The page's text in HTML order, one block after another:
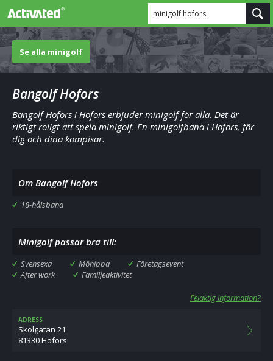
minigolf hofors
Se alla minigolf
Bangolf Hofors
Bangolf Hofors i Hofors erbjuder minigolf för alla. Det är
riktigt roligt att spela minigolf. En minigolfbana i Hofors, för
dig och dina kompisar.
Om Bangolf Hofors
18-hålsbana
Minigolf passar bra till:
Svensexa Möhippa
Företagsevent
After work
Familjeaktivitet
Felaktig information?
ADRESS
Skolgatan 21
81330 Hofors